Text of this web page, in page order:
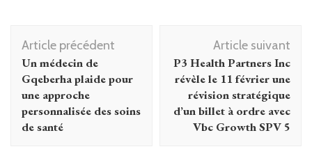
Navigation
d'article
Article précédent
Un médecin de
Gqeberha plaide pour
une approche
personnalisée des soins
de santé
Article suivant
P3 Health Partners Inc
révèle le 11 février une
révision stratégique
d’un billet à ordre avec
Vbc Growth SPV 5